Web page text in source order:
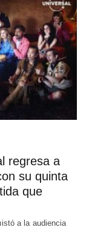
regresa a
su quinta
que
a la audiencia